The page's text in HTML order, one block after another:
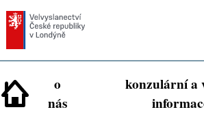
o
nás
konzulární a